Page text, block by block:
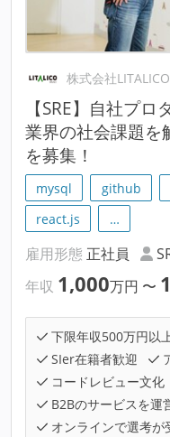
株式会社LITALICO
【SRE】自社プ
業界の社会課題を
を募集！
mysql github
react.js
…
雇用形態 正社員
年収 1,000万円 〜
下限年収500万円以
SIer在籍者歓迎
コードレビュー文化
B2Bのサービスを運
オンラインで選考が